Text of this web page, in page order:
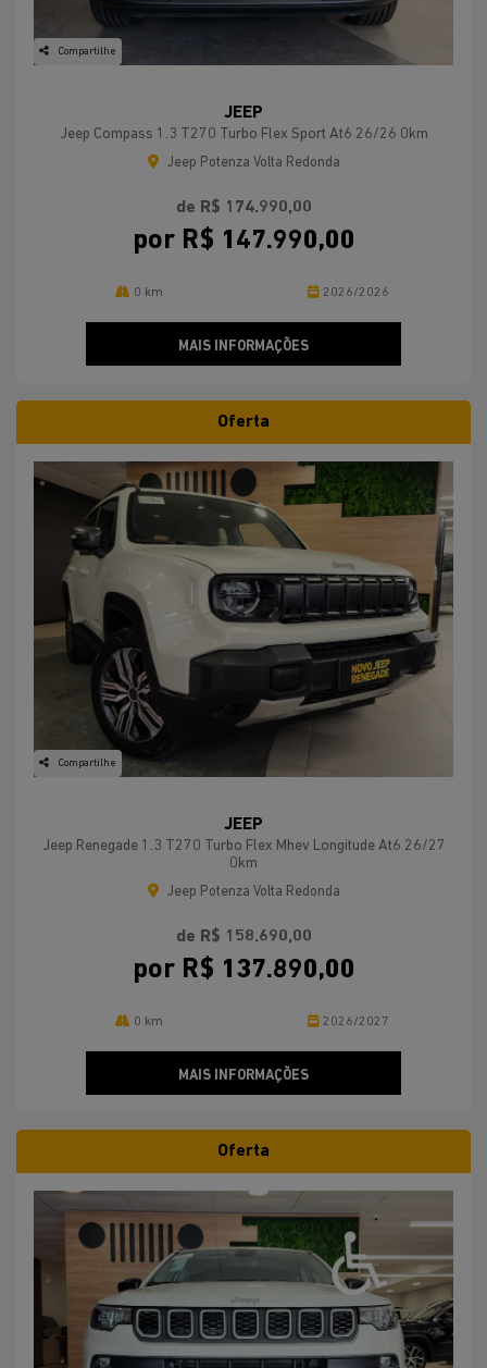
Compartilhe
JEEP
Jeep Compass 1.3 T270 Turbo Flex Sport At6 26/26 0km
Jeep Potenza Volta Redonda
de R$ 174.990,00
por R$ 147.990,00
0 km 2026/2026
MAIS INFORMAÇÕES
Oferta
Compartilhe
JEEP
Jeep Renegade 1.3 T270 Turbo Flex Mhev Longitude At6 26/27
0km
Jeep Potenza Volta Redonda
de R$ 158.690,00
por R$ 137.890,00
0 km 2026/2027
MAIS INFORMAÇÕES
Oferta